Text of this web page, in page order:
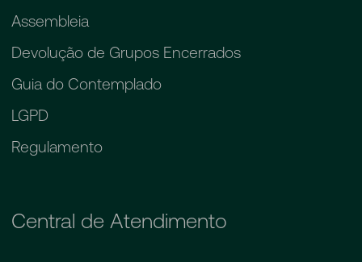
Assembleia
Devolução de Grupos Encerrados
Guia do Contemplado
LGPD
Regulamento
Central de Atendimento